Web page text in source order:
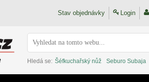
Stav objednávky Login
Hledá se: Šéfkuchařský nůž Seburo Subaja